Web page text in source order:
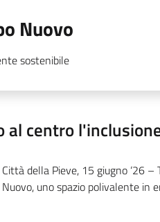
Nuovo
sostenibile
al centro
della Pieve, 15 giugno ‘26
uno spazio polivalente in